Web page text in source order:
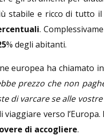
stabile e ricco di tutto
.
% degli abitanti.
europea ha chiamato
prezzo che non
di varcare se alle vostre
verso
di accogliere.